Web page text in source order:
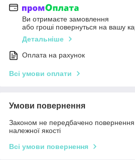
Ви отримаєте замовлення
або гроші повернуться на вашу
Детальніше
Оплата на рахунок
Всі умови оплати
Умови повернення
Законом не передбачено повернення
належної якості
Всі умови повернення